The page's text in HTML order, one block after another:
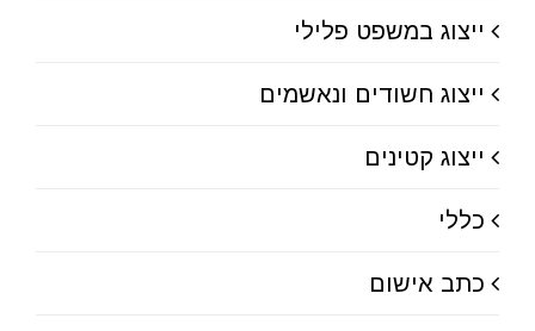
ייצוג במשפט פלילי
ייצוג חשודים ונאשמים
ייצוג קטינים
כללי
כתב אישום